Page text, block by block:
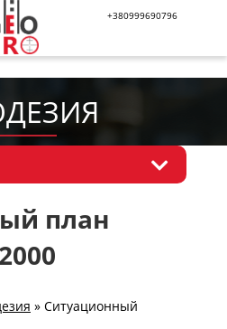
+380999690796
план
» Ситуационный